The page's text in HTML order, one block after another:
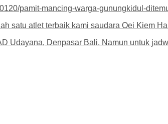
pamit-mancing-warga-gunungkidul-
satu atlet terbaik kami saudara Oei Kiem
Udayana, Denpasar Bali. Namun untuk